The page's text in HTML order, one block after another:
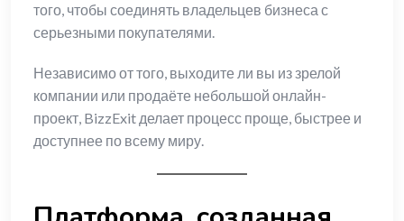
того, чтобы соединять владельцев бизнеса с
серьезными покупателями.
Независимо от того, выходите ли вы из зрелой
компании или продаёте небольшой онлайн-
проект, BizzExit делает процесс проще, быстрее и
доступнее по всему миру.